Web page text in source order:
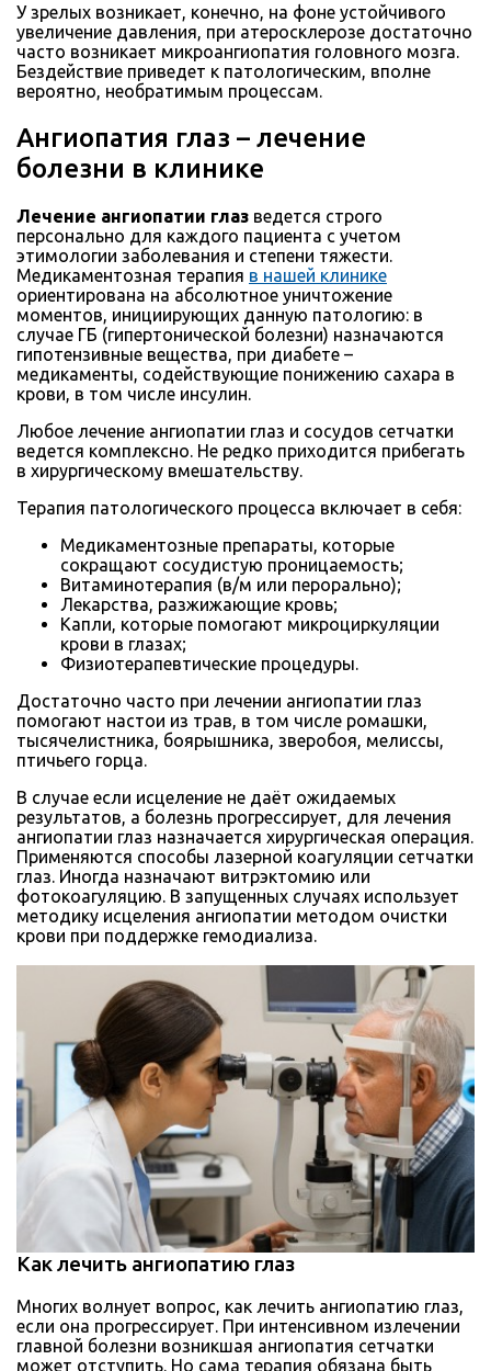
У зрелых возникает, конечно, на фоне устойчивого
увеличение давления, при атеросклерозе достаточно
часто возникает микроангиопатия головного мозга.
Бездействие приведет к патологическим, вполне
вероятно, необратимым процессам.
Ангиопатия глаз – лечение
болезни в клинике
Лечение ангиопатии глаз ведется строго
персонально для каждого пациента с учетом
этимологии заболевания и степени тяжести.
Медикаментозная терапия в нашей клинике
ориентирована на абсолютное уничтожение
моментов, инициирующих данную патологию: в
случае ГБ (гипертонической болезни) назначаются
гипотензивные вещества, при диабете –
медикаменты, содействующие понижению сахара в
крови, в том числе инсулин.
Любое лечение ангиопатии глаз и сосудов сетчатки
ведется комплексно. Не редко приходится прибегать
в хирургическому вмешательству.
Терапия патологического процесса включает в себя:
Медикаментозные препараты, которые
сокращают сосудистую проницаемость;
Витаминотерапия (в/м или перорально);
Лекарства, разжижающие кровь;
Капли, которые помогают микроциркуляции
крови в глазах;
Физиотерапевтические процедуры.
Достаточно часто при лечении ангиопатии глаз
помогают настои из трав, в том числе ромашки,
тысячелистника, боярышника, зверобоя, мелиссы,
птичьего горца.
В случае если исцеление не даёт ожидаемых
результатов, а болезнь прогрессирует, для лечения
ангиопатии глаз назначается хирургическая операция.
Применяются способы лазерной коагуляции сетчатки
глаз. Иногда назначают витрэктомию или
фотокоагуляцию. В запущенных случаях использует
методику исцеления ангиопатии методом очистки
крови при поддержке гемодиализа.
Как лечить ангиопатию глаз
Многих волнует вопрос, как лечить ангиопатию глаз,
если она прогрессирует. При интенсивном излечении
главной болезни возникшая ангиопатия сетчатки
может отступить. Но сама терапия обязана быть